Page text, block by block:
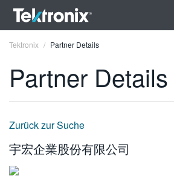
FRANÇAIS
Tektronix Partner Details
Partner Details
Zurück zur Suche
宇宏企業股份有限公司